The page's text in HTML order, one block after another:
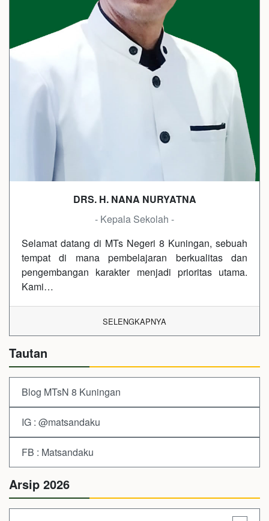
DRS. H. NANA NURYATNA
- Kepala Sekolah -
Selamat datang di MTs Negeri 8 Kuningan, sebuah
tempat di mana pembelajaran berkualitas dan
pengembangan karakter menjadi prioritas utama.
Kami…
SELENGKAPNYA
Tautan
Blog MTsN 8 Kuningan
IG : @matsandaku
FB : Matsandaku
Arsip 2026